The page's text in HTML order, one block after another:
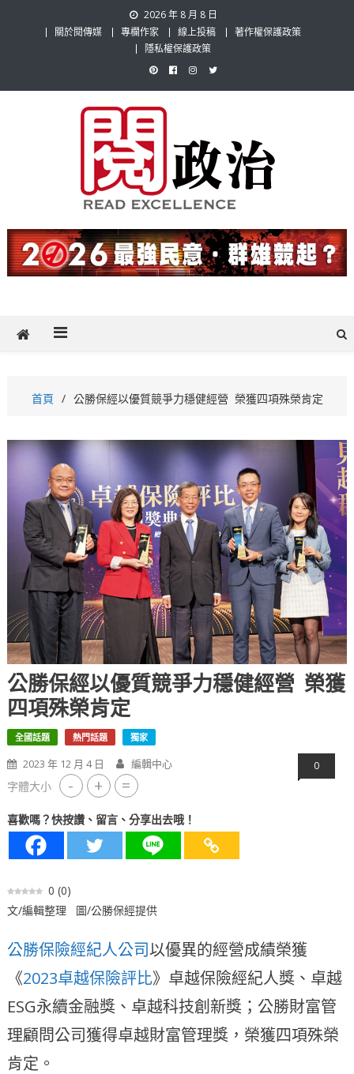
2026 年 8 月 8 日
關於閱傳媒
專欄作家 線上投稿
著作權保護政策
隱私權保護政策
閱政治 Read Gov News
題，也要專業評論，閱政治與多元的政治評論家與專欄作家邀稿合作，
讓讀者有最多元和專業的選擇。
首頁 公勝保經以優質競爭力穩健經營 榮獲四項殊榮肯定
公勝保經以優質競爭力穩健經營 榮獲
四項殊榮肯定
全國話題 熱門話題 獨家
2023 年 12 月 4 日 編輯中心 0
字體大小 - + =
喜歡嗎？快按讚、留言、分享出去哦！
0 (0)
文/編輯整理 圖/公勝保經提供
公勝保險經紀人公司以優異的經營成績榮獲
《2023卓越保險評比》卓越保險經紀人獎、卓越
ESG永續金融獎、卓越科技創新獎；公勝財富管
理顧問公司獲得卓越財富管理獎，榮獲四項殊榮
肯定。